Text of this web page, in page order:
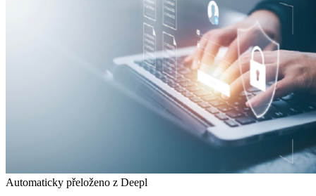
Automaticky přeloženo z Deepl